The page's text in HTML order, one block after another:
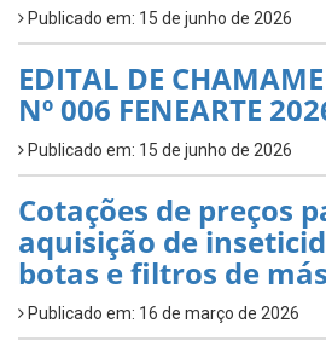
Publicado em: 15 de junho de 2026
EDITAL DE
Nº 006 FENEARTE
Publicado em: 15 de junho de 2026
Cotações de preços
aquisição de
botas e filtros de
Publicado em: 16 de março de 2026